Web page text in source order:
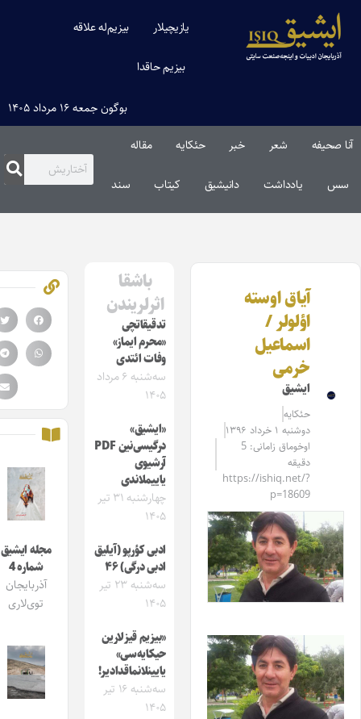
یازیچیلار بیزیم‌له علاقه
بیزیم حاقدا
بوگون جمعه ۱۶ مرداد ۱۴۰۵
صحیفه شعر حئکایه مقاله‌
یادداشت دانیشیق کیتاب سند
آیاق اوسته
اؤلولر /
اسماعیل
خرمی
ایشیق
حئکایه
دوشنبه ۱ خرداد ۱۳۹۶
اوخوماق زامانی: 5
دقیقه
https://ishiq.net/?
p=18609
باشقا
اثرلریندن
تدقیقاتچی
«محرم ایماز»
وفات ائتدی
سه‌شنبه ۶ مرداد
۱۴۰۵
«ایشیق»
درگیسی‌نین PDF
آرشیوی
یاییملاندی
چهارشنبه ۳۱ تیر
۱۴۰۵
ادبی کؤرپو (آیلیق
ادبی درگی) ۴۶
سه‌شنبه ۲۳ تیر
۱۴۰۵
«بیزیم قیزلارین
حیکایه‌سی»
یایینلانماقدادیر!
سه‌شنبه ۱۶ تیر
۱۴۰۵
مجله ایشیق
شماره 4
آذربایجان
توی‌لاری